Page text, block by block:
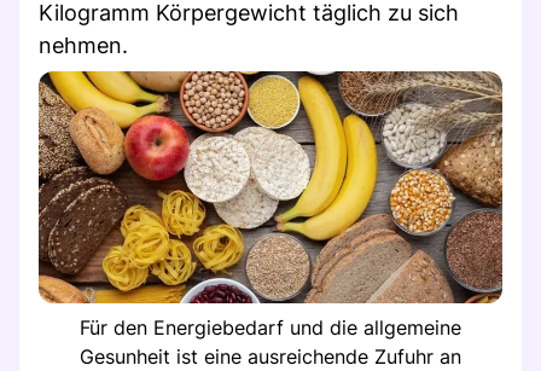
Kilogramm Körpergewicht täglich zu sich
nehmen.
Für den Energiebedarf und die allgemeine
Gesunheit ist eine ausreichende Zufuhr an